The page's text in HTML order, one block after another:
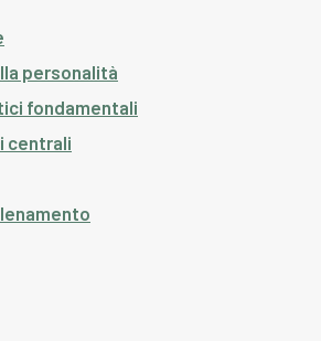
personalità
fondamentali
centrali